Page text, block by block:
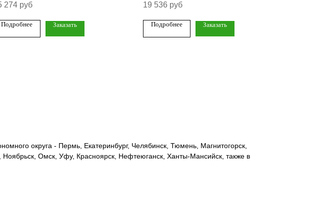
274 руб
Подробнее Заказать
19 536 руб
Подробнее Заказать
округа - Пермь, Екатеринбург, Челябинск, Тюмень, Магнитогорск,
Ноябрьск, Омск, Уфу, Красноярск, Нефтеюганск, Ханты-Мансийск, также в